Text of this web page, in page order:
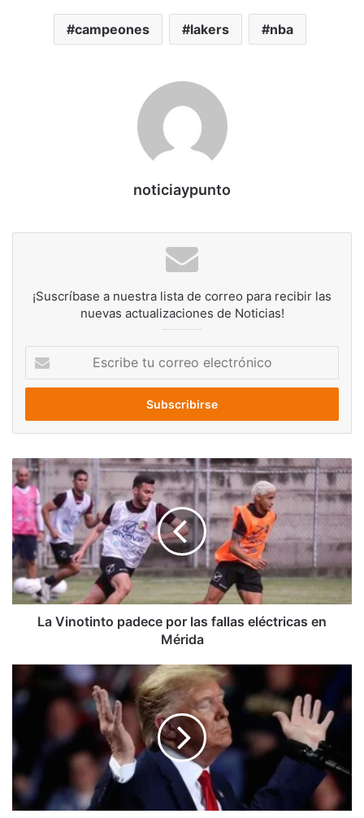
campeones lakers nba
noticiaypunto
¡Suscríbase a nuestra lista de correo para recibir las
nuevas actualizaciones de Noticias!
correo
La
Vinotinto
padece
por
las
fallas
eléctricas
en
Mérida
La Vinotinto padece por las fallas eléctricas en
Mérida
se
declara:
presidente
inmune
al
COVID-
19"